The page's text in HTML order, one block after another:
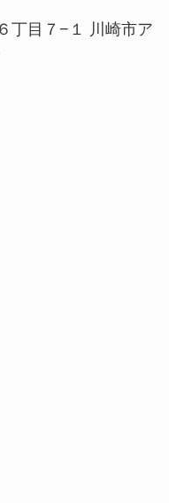
丁目７−１ 川崎市ア